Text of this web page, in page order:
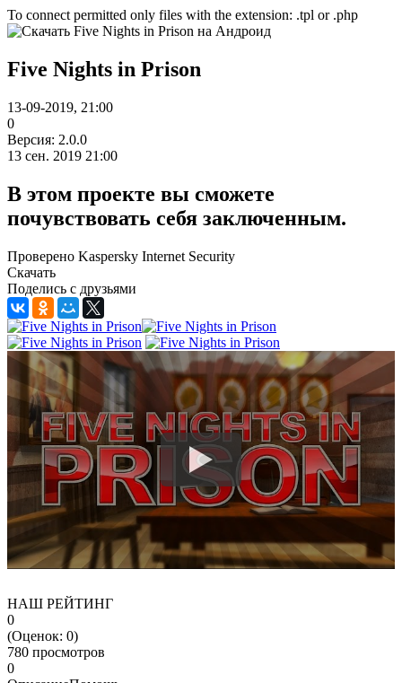
To connect permitted only files with the extension: .tpl or .php
Five Nights in Prison
13-09-2019, 21:00
0
Версия: 2.0.0
13 сен. 2019 21:00
В этом проекте вы сможете
почувствовать себя заключенным.
Проверено Kaspersky Internet Security
Скачать
Поделись с друзьями
НАШ РЕЙТИНГ
0
(Оценок: 0)
780 просмотров
0